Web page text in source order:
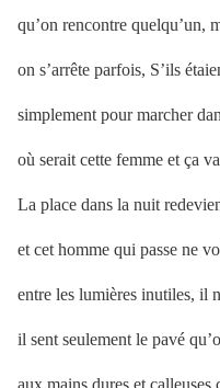
qu’on rencontre quelqu’un,
on s’arrête parfois, S’ils
simplement pour marcher
où serait cette femme et ça
La place dans la nuit
et cet homme qui passe ne
entre les lumières inutiles, il
il sent seulement le pavé